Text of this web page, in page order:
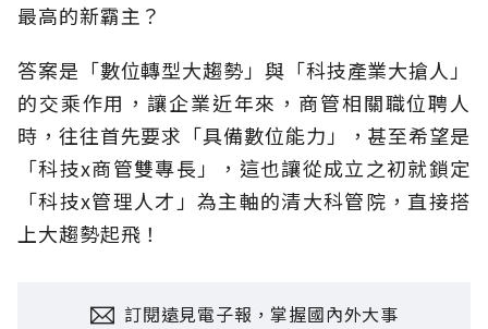
最高的新霸主？
答案是「數位轉型大趨勢」與「科技產業大搶人」
的交乘作用，讓企業近年來，商管相關職位聘人
時，往往首先要求「具備數位能力」，甚至希望是
「科技x商管雙專長」，這也讓從成立之初就鎖定
「科技x管理人才」為主軸的清大科管院，直接搭
上大趨勢起飛！
訂閱遠見電子報，掌握國內外大事